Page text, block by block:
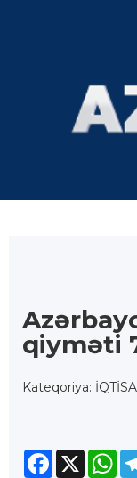
qiyməti
Kateqoriya:
Facebook
X